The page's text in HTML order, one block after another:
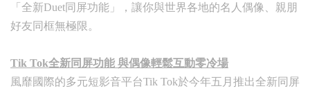
「全新Duet同屏功能」，讓你與世界各地的名人偶像、親朋
好友同框無極限。
Tik Tok全新同屏功能 與偶像輕鬆互動零冷場
風靡國際的多元短影音平台Tik Tok於今年五月推出全新同屏